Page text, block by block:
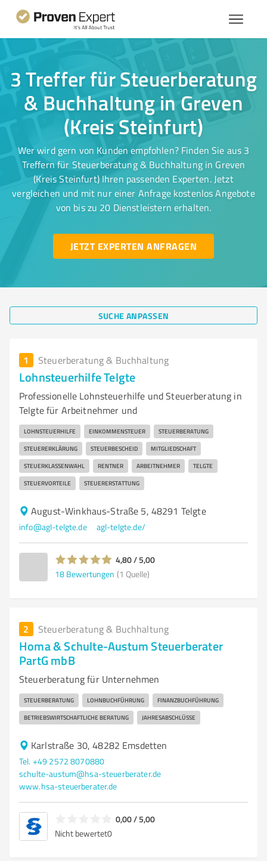
3 Treffer für Steuerberatung
& Buchhaltung in Greven
(Kreis Steinfurt)
Wer wird gern von Kunden empfohlen? Finden Sie aus 3
Treffern für Steuerberatung & Buchhaltung in Greven
(Kreis Steinfurt) Ihren passenden Experten. Jetzt
vergleichen und mit nur einer Anfrage kostenlos Angebote
von bis zu 20 Dienstleistern erhalten.
JETZT EXPERTEN ANFRAGEN
SUCHE ANPASSEN
1 Steuerberatung & Buchhaltung
Lohnsteuerhilfe Telgte
Professionelle Lohnsteuerhilfe und Steuerberatung in
Telgte für Arbeitnehmer und
LOHNSTEUERHILFE EINKOMMENSTEUER STEUERBERATUNG
STEUERERKLÄRUNG STEUERBESCHEID MITGLIEDSCHAFT
STEUERKLASSENWAHL RENTNER ARBEITNEHMER TELGTE
STEUERVORTEILE STEUERERSTATTUNG
August-Winkhaus-Straße 5, 48291 Telgte
info@agl-telgte.de agl-telgte.de/
4,80 / 5,00
18 Bewertungen (1 Quelle)
2 Steuerberatung & Buchhaltung
Homa & Schulte-Austum Steuerberater
PartG mbB
Steuerberatung für Unternehmen
STEUERBERATUNG LOHNBUCHFÜHRUNG FINANZBUCHFÜHRUNG
BETRIEBSWIRTSCHAFTLICHE BERATUNG JAHRESABSCHLÜSSE
Karlstraße 30, 48282 Emsdetten
Tel. +49 2572 8070880
schulte-austum@hsa-steuerberater.de
www.hsa-steuerberater.de
0,00 / 5,00
Nicht bewertet0